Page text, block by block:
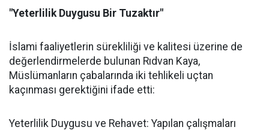
"Yeterlilik Duygusu Bir Tuzaktır"
İslami faaliyetlerin sürekliliği ve kalitesi üzerine de
değerlendirmelerde bulunan Rıdvan Kaya,
Müslümanların çabalarında iki tehlikeli uçtan
kaçınması gerektiğini ifade etti:
Yeterlilik Duygusu ve Rehavet: Yapılan çalışmaları